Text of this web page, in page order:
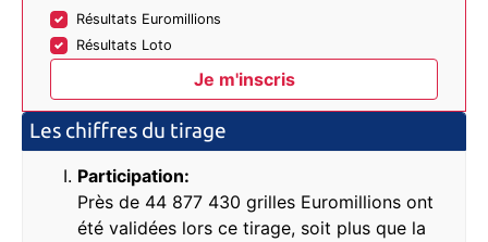
Résultats Euromillions
Résultats Loto
Les chiffres du tirage
Participation:
Près de 44 877 430 grilles Euromillions ont
été validées lors ce tirage, soit plus que la